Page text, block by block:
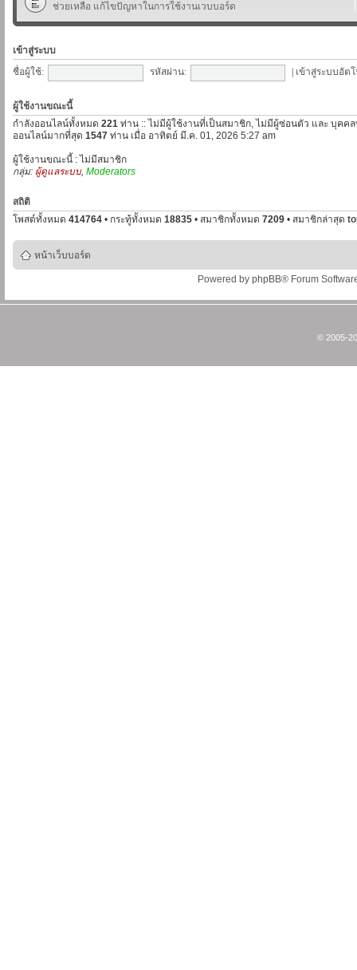
ช่วยเหลือ แก้ไขปัญหาในการใช้งานเวบบอร์ด
เข้าสู่ระบบ
ชื่อผู้ใช้:
รหัสผ่าน: เข้าสู่ระบบอัต
ผู้ใช้งานขณะนี้
กำลังออนไลน์ทั้งหมด 221 ท่าน :: ไม่มีผู้ใช้งานที่เป็นสมาชิก, ไม่มีผู้ซ่อนตัว และ บุคค
ออนไลน์มากที่สุด 1547 ท่าน เมื่อ อาทิตย์ มี.ค. 01, 2026 5:27 am
ผู้ใช้งานขณะนี้ : ไม่มีสมาชิก
กลุ่ม: ผู้ดูแลระบบ, Moderators
สถิติ
โพสต์ทั้งหมด 414764 • กระทู้ทั้งหมด 18835 • สมาชิกทั้งหมด 7209 • สมาชิกล่าสุด
หน้าเว็บบอร์ด
Powered by phpBB® Forum
© 2005-